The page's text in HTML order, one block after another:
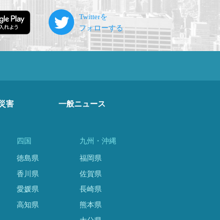
害 一般ニュース
四国
徳島県
香川県
愛媛県
高知県
九州・沖縄
福岡県
佐賀県
長崎県
熊本県